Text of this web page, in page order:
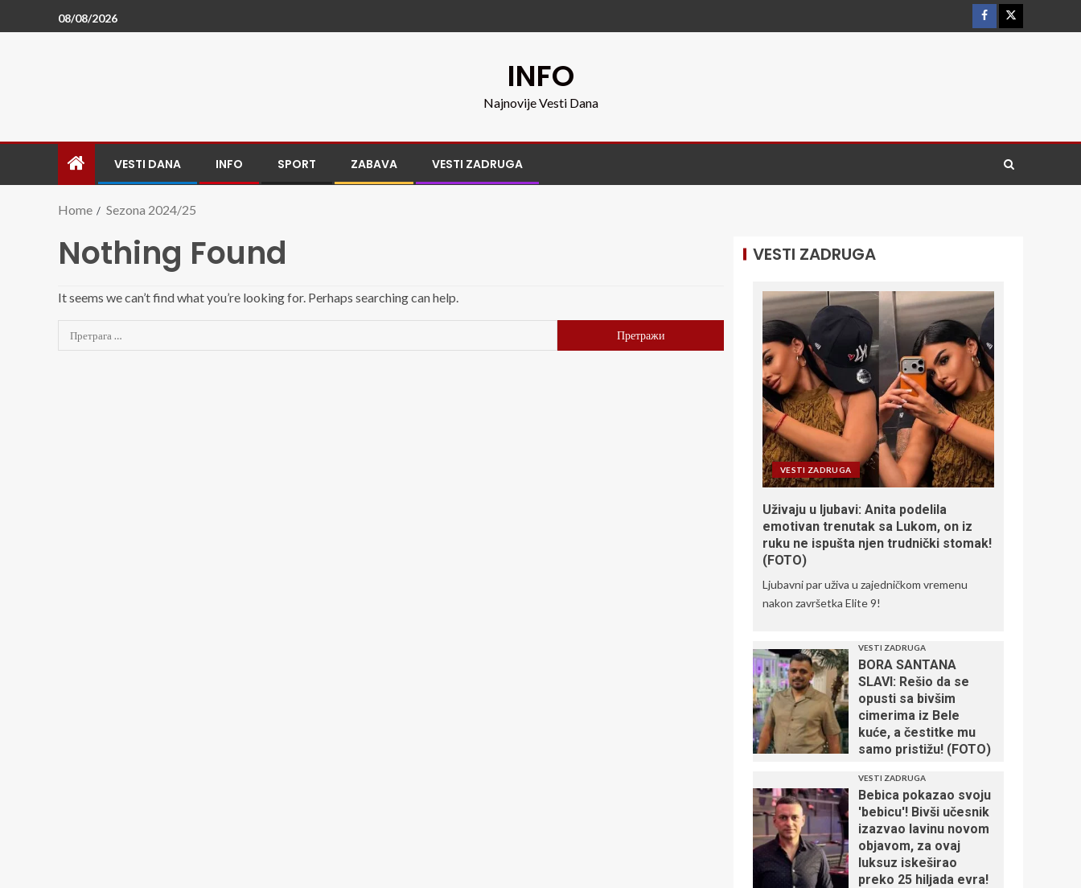
08/08/2026
INFO
Najnovije Vesti Dana
VESTI DANA INFO SPORT ZABAVA VESTI ZADRUGA
Home Sezona 2024/25
Nothing Found
It seems we can’t find what you’re looking for. Perhaps searching can help.
VESTI ZADRUGA
VESTI ZADRUGA
Uživaju u ljubavi: Anita podelila
emotivan trenutak sa Lukom, on iz
ruku ne ispušta njen trudnički stomak!
(FOTO)
Ljubavni par uživa u zajedničkom vremenu
nakon završetka Elite 9!
VESTI ZADRUGA
BORA SANTANA
SLAVI: Rešio da se
opusti sa bivšim
cimerima iz Bele
kuće, a čestitke mu
samo pristižu! (FOTO)
VESTI ZADRUGA
Bebica pokazao svoju
'bebicu'! Bivši učesnik
izazvao lavinu novom
objavom, za ovaj
luksuz iskeširao
preko 25 hiljada evra!